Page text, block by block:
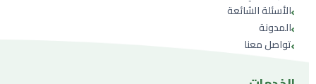
الأسئلة الشائعة
المدونة
تواصل معنا